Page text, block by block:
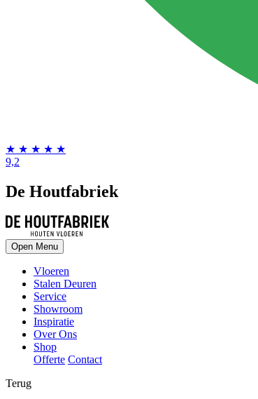
★ ★ ★ ★ ★
9,2
De Houtfabriek
Open Menu
Vloeren
Stalen Deuren
Service
Showroom
Inspiratie
Over Ons
Shop
Offerte Contact
Terug